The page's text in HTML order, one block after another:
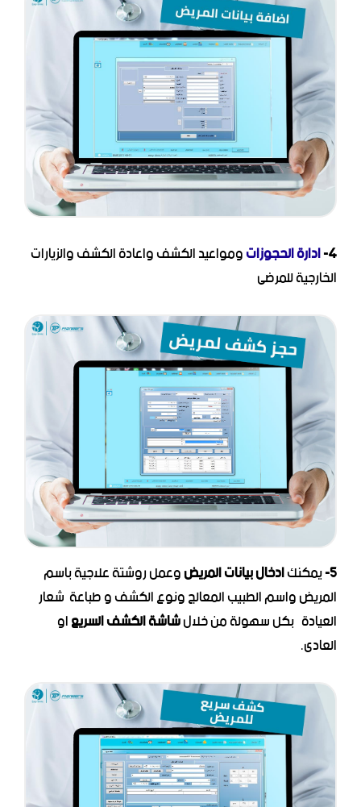
4- ادارة الحجوزاتومواعيد الكشف واعادة الكشف والزيارات
الخارجية للمرضى
5- يمكنكادخال بيانات المريضوعمل روشتة علاجية باسم
المريض واسم الطبيب المعالج ونوع الكشف و طباعة شعار
العيادة بكل سهولة من خلالشاشة الكشف السريعاو
العادى.